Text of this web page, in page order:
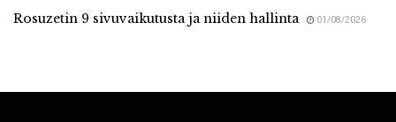
Rosuzetin 9 sivuvaikutusta ja niiden hallinta 01/08/2026